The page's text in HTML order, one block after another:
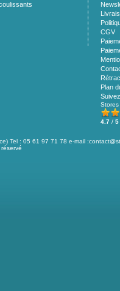
CGV
Plan
Stores
4.7 / 5
Tel : 05 61 97 71 78 e-mail :